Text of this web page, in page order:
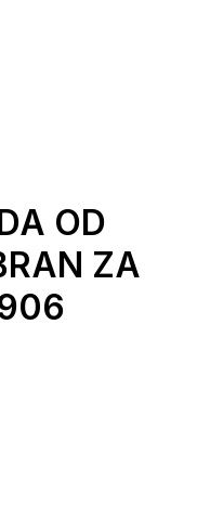
OD
ZA